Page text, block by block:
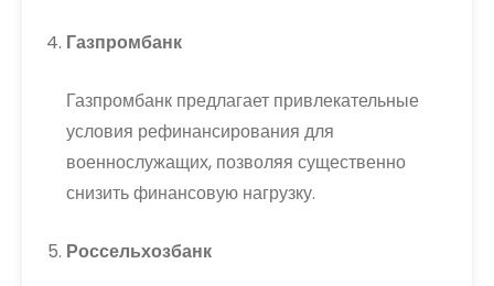
Газпромбанк
Газпромбанк предлагает привлекательные
условия рефинансирования для
военнослужащих, позволяя существенно
снизить финансовую нагрузку.
Россельхозбанк